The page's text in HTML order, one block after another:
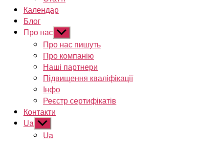
Календар
Блог
Про нас Показати
підменю
Про нас пишуть
Про компанію
Наші партнери
Підвищення кваліфікації
Інфо
Реєстр сертифікатів
Контакти
Ua Показати
підменю
Ua